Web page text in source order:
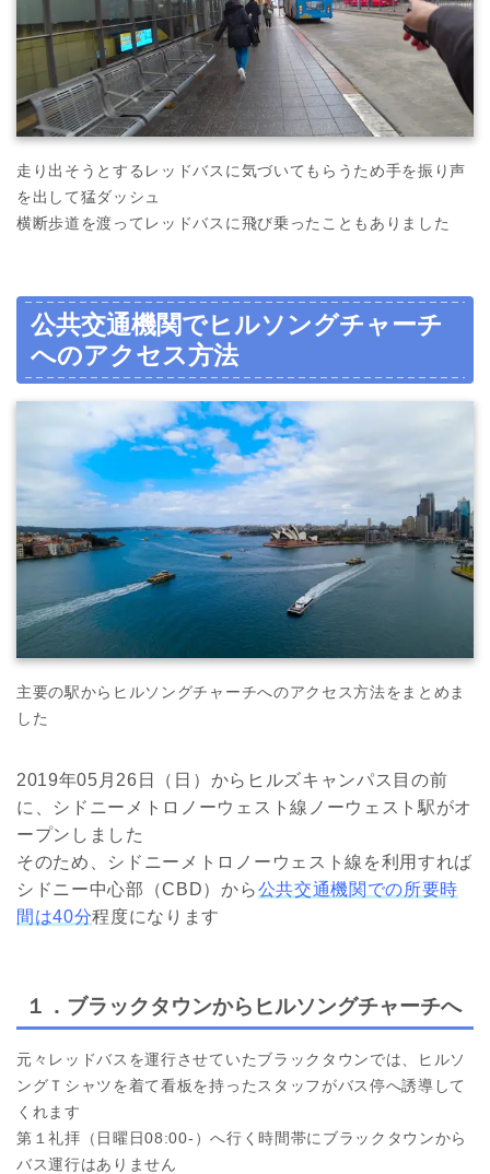
走り出そうとするレッドバスに気づいてもらうため手を振り声
を出して猛ダッシュ
横断歩道を渡ってレッドバスに飛び乗ったこともありました
公共交通機関でヒルソングチャーチ
へのアクセス方法
主要の駅からヒルソングチャーチへのアクセス方法をまとめま
した
2019年05月26日（日）からヒルズキャンパス目の前
に、シドニーメトロノーウェスト線ノーウェスト駅がオ
ープンしました
そのため、シドニーメトロノーウェスト線を利用すれば
シドニー中心部（CBD）から公共交通機関での所要時
間は40分程度になります
１．ブラックタウンからヒルソングチャーチへ
元々レッドバスを運行させていたブラックタウンでは、ヒルソ
ングＴシャツを着て看板を持ったスタッフがバス停へ誘導して
くれます
第１礼拝（日曜日08:00-）へ行く時間帯にブラックタウンから
バス運行はありません